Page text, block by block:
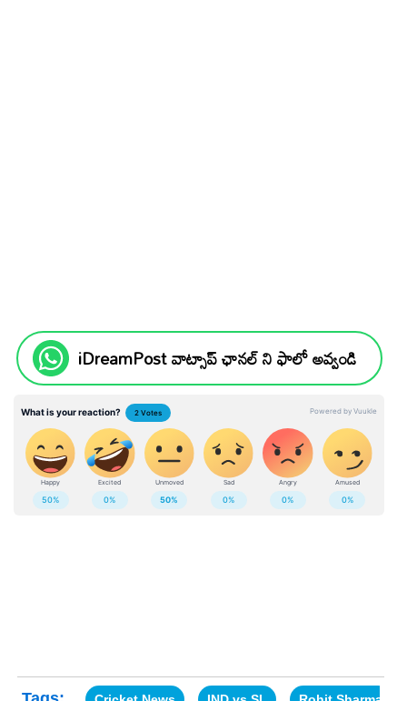
iDreamPost వాట్సాప్ ఛానల్ ని ఫాలో అవ్వండి